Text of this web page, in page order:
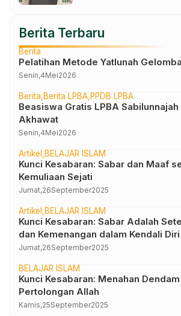
Berita Terbaru
Berita
Pelatihan Metode Yatlunah
Senin,4Mei2026
Berita Berita LPBA PPDB LPBA
Beasiswa Gratis LPBA
Akhawat
Senin,4Mei2026
Artikel BELAJAR ISLAM
Kunci Kesabaran: Sabar dan Maaf
Kemuliaan Sejati
Jumat,26September2025
Artikel BELAJAR ISLAM
Kunci Kesabaran: Sabar Adalah
dan Kemenangan dalam Kendali Diri
Jumat,26September2025
BELAJAR ISLAM
Kunci Kesabaran: Menahan
Pertolongan Allah
Kamis,25September2025